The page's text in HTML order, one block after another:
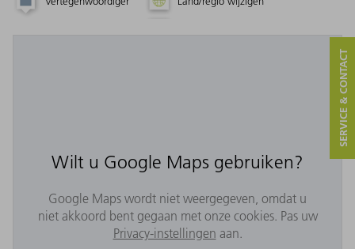
Wilt u Google Maps gebruiken?
Google Maps wordt niet weergegeven, omdat u
niet akkoord bent gegaan met onze cookies. Pas uw
Privacy-instellingen aan.
SERVICE & CONTACT